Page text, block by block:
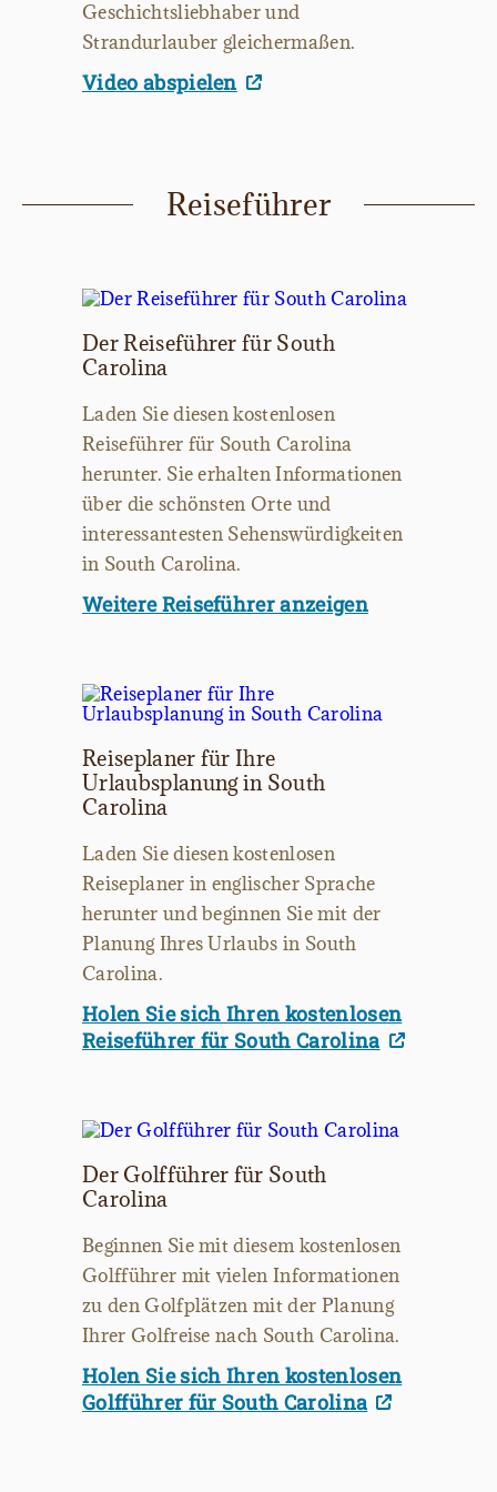
Geschichtsliebhaber und
Strandurlauber gleichermaßen.
Video abspielen
Reiseführer
Der Reiseführer für South
Carolina
Laden Sie diesen kostenlosen
Reiseführer für South Carolina
herunter. Sie erhalten Informationen
über die schönsten Orte und
interessantesten Sehenswürdigkeiten
in South Carolina.
Weitere Reiseführer anzeigen
Reiseplaner für Ihre
Urlaubsplanung in South
Carolina
Laden Sie diesen kostenlosen
Reiseplaner in englischer Sprache
herunter und beginnen Sie mit der
Planung Ihres Urlaubs in South
Carolina.
Holen Sie sich Ihren kostenlosen
Reiseführer für South Carolina
Der Golfführer für South
Carolina
Beginnen Sie mit diesem kostenlosen
Golfführer mit vielen Informationen
zu den Golfplätzen mit der Planung
Ihrer Golfreise nach South Carolina.
Holen Sie sich Ihren kostenlosen
Golfführer für South Carolina